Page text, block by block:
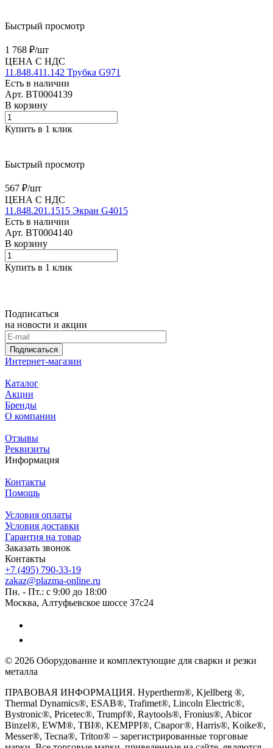
Быстрый просмотр
1 768 ₽/шт
ЦЕНА С НДС
11.848.411.142 Трубка G971
Есть в наличии
Арт. BT0004139
В корзину
Купить в 1 клик
Быстрый просмотр
567 ₽/шт
ЦЕНА С НДС
11.848.201.1515 Экран G4015
Есть в наличии
Арт. BT0004140
В корзину
Купить в 1 клик
Подписаться
на новости и акции
Подписаться
Интернет-магазин
Каталог
Акции
Бренды
О компании
Отзывы
Реквизиты
Информация
Контакты
Помощь
Условия оплаты
Условия доставки
Гарантия на товар
Заказать звонок
Контакты
+7 (495) 790-33-19
zakaz@plazma-online.ru
Пн. - Пт.: с 9:00 до 18:00
Москва, Алтуфьевское шоссе 37с24
© 2026 Оборудование и комплектующие для сварки и резки
металла
ПРАВОВАЯ ИНФОРМАЦИЯ. Hypertherm®, Kjellberg ®,
Thermal Dynamics®, ESAB®, Trafimet®, Lincoln Electric®,
Bystronic®, Pricetec®, Trumpf®, Raytools®, Fronius®, Abicor
Binzel®, EWM®, TBI®, KEMPPI®, Сварог®, Harris®, Koike®,
Messer®, Tecna®, Triton® – зарегистрированные торговые